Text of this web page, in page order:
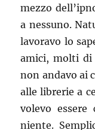
mezzo
a nessuno.
lavoravo lo
amici, molti di
non andavo ai
alle librerie a
volevo
niente.